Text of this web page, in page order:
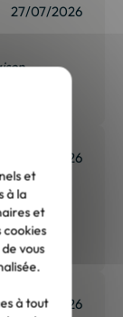
27/07/2026
pas
sans
27/07/2026
01/07/2026
et
à la
et
cookies
vous
à tout